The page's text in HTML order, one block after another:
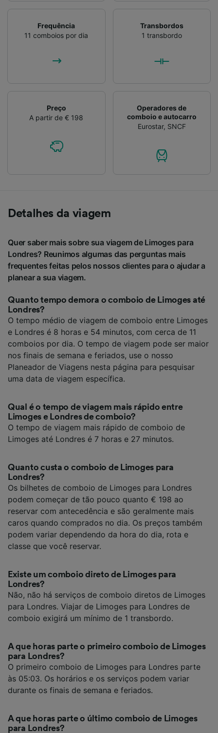
Frequência
11 comboios por dia
Transbordos
1 transbordo
Preço
A partir de € 198
Operadores de
comboio e autocarro
Eurostar, SNCF
Detalhes da viagem
Quer saber mais sobre sua viagem de Limoges para
Londres? Reunimos algumas das perguntas mais
frequentes feitas pelos nossos clientes para o ajudar a
planear a sua viagem.
Quanto tempo demora o comboio de Limoges até
Londres?
O tempo médio de viagem de comboio entre Limoges
e Londres é 8 horas e 54 minutos, com cerca de 11
comboios por dia. O tempo de viagem pode ser maior
nos finais de semana e feriados, use o nosso
Planeador de Viagens nesta página para pesquisar
uma data de viagem específica.
Qual é o tempo de viagem mais rápido entre
Limoges e Londres de comboio?
O tempo de viagem mais rápido de comboio de
Limoges até Londres é 7 horas e 27 minutos.
Quanto custa o comboio de Limoges para
Londres?
Os bilhetes de comboio de Limoges para Londres
podem começar de tão pouco quanto € 198 ao
reservar com antecedência e são geralmente mais
caros quando comprados no dia. Os preços também
podem variar dependendo da hora do dia, rota e
classe que você reservar.
Existe um comboio direto de Limoges para
Londres?
Não, não há serviços de comboio diretos de Limoges
para Londres. Viajar de Limoges para Londres de
comboio exigirá um mínimo de 1 transbordo.
A que horas parte o primeiro comboio de Limoges
para Londres?
O primeiro comboio de Limoges para Londres parte
às 05:03. Os horários e os serviços podem variar
durante os finais de semana e feriados.
A que horas parte o último comboio de Limoges
para Londres?